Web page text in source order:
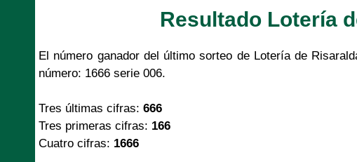
Resultado Lotería
El número ganador del último sorteo de Lotería de
número: 1666 serie 006.
Tres últimas cifras: 666
Tres primeras cifras: 166
Cuatro cifras: 1666